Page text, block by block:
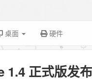
桌面 硬件
1.4 正式版发布